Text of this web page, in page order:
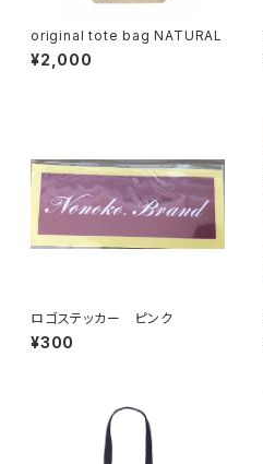
original tote bag NATURAL
¥2,000
ロゴステッカー ピンク
¥300